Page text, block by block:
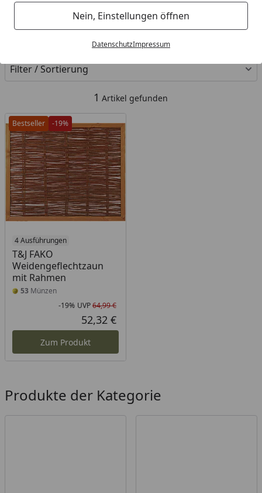
Nein, Einstellungen öffnen
DatenschutzImpressum
Ihre Artikelübersicht
Filter / Sortierung
1 Artikel gefunden
Bestseller -19%
4 Ausführungen
T&J FAKO
Weidengeflechtzaun
mit Rahmen
53 Münzen
Rabatt in Prozent
-19%
Ursprünglicher Preis
UVP64,99 €
Aktueller Preis
52,32 €
Zum Produkt
Produkte der Kategorie